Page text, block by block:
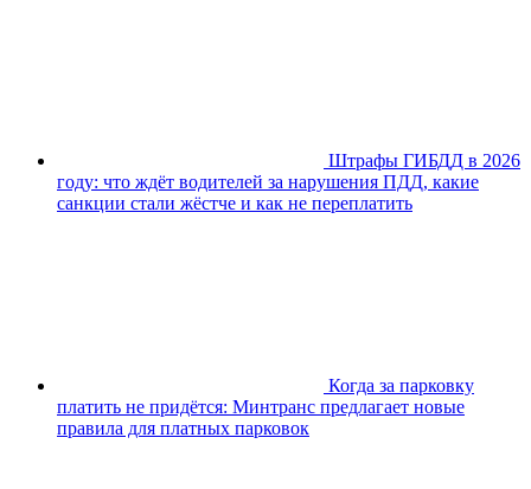
Штрафы ГИБДД в 2026
году: что ждёт водителей за нарушения ПДД, какие
санкции стали жёстче и как не переплатить
Когда за парковку
платить не придётся: Минтранс предлагает новые
правила для платных парковок